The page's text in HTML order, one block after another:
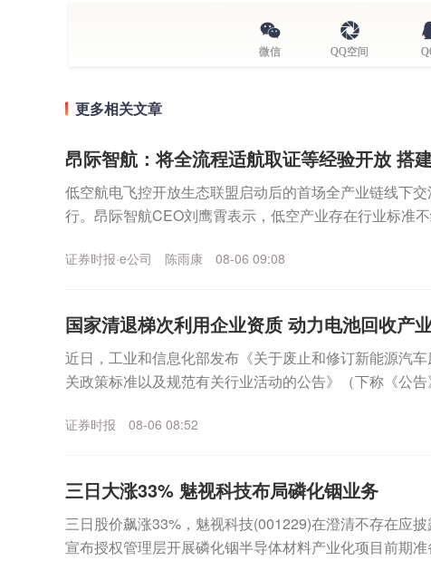
微信 QQ空间
更多相关文章
昂际智航：将全流程适航取证等经验开放 搭
低空航电飞控开放生态联盟启动后的首场全产业链线下
行。昂际智航CEO刘鹰霄表示，低空产业存在行业标准
证券时报·e公司 陈雨康 08-06 09:08
国家清退梯次利用企业资质 动力电池回收产
近日，工业和信息化部发布《关于废止和修订新能源汽车
关政策标准以及规范有关行业活动的公告》（下称《公告
证券时报 08-06 08:52
三日大涨33% 魅视科技布局磷化铟业务
三日股价飙涨33%，魅视科技(001229)在澄清不存在应披
宣布授权管理层开展磷化铟半导体材料产业化项目前期